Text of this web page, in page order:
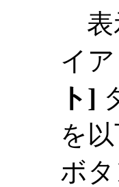
表
イア
ト]
を
ボ